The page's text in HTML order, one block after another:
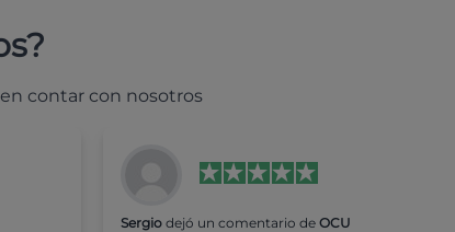
contar con nosotros
Sergiodejó un comentario de OCU